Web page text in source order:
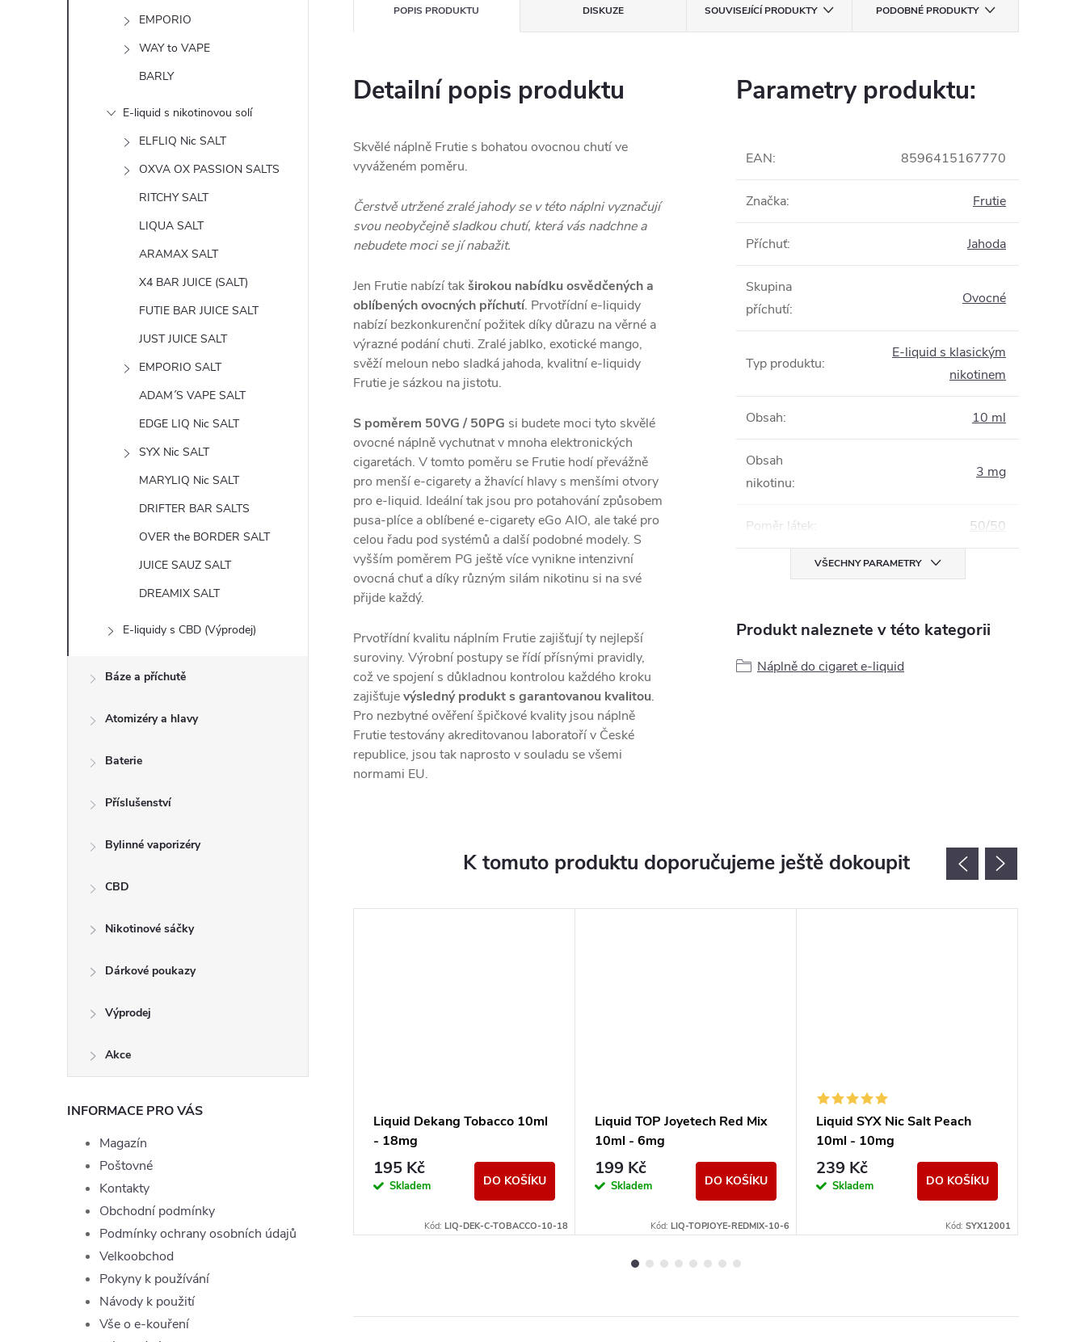
EMPORIO
WAY to VAPE
BARLY
E-liquid s nikotinovou solí
ELFLIQ Nic SALT
OXVA OX PASSION SALTS
RITCHY SALT
LIQUA SALT
ARAMAX SALT
X4 BAR JUICE (SALT)
FUTIE BAR JUICE SALT
JUST JUICE SALT
EMPORIO SALT
ADAM´S VAPE SALT
EDGE LIQ Nic SALT
SYX Nic SALT
MARYLIQ Nic SALT
DRIFTER BAR SALTS
OVER the BORDER SALT
JUICE SAUZ SALT
DREAMIX SALT
E-liquidy s CBD (Výprodej)
Báze a příchutě
Atomizéry a hlavy
Baterie
Příslušenství
Bylinné vaporizéry
CBD
Nikotinové sáčky
Dárkové poukazy
Výprodej
Akce
INFORMACE PRO VÁS
Magazín
Poštovné
Kontakty
Obchodní podmínky
Podmínky ochrany osobních údajů
Velkoobchod
Pokyny k používání
Návody k použití
Vše o e-kouření
POPIS PRODUKTU DISKUZE SOUVISEJÍCÍ PRODUKTY PODOBNÉ PRODUKTY
Detailní popis produktu
Skvělé náplně Frutie s bohatou ovocnou chutí ve
vyváženém poměru.
Čerstvě utržené zralé jahody se v této náplni vyznačují
svou neobyčejně sladkou chutí, která vás nadchne a
nebudete moci se jí nabažit.
Jen Frutie nabízí takširokou nabídku osvědčených a
oblíbených ovocných příchutí. Prvotřídní e-liquidy
nabízí bezkonkurenční požitek díky důrazu na věrné a
výrazné podání chuti. Zralé jablko, exotické mango,
svěží meloun nebo sladká jahoda, kvalitní e-liquidy
Frutie je sázkou na jistotu.
S poměrem 50VG / 50PG si budete moci tyto skvělé
ovocné náplně vychutnat v mnoha elektronických
cigaretách. V tomto poměru se Frutie hodí převážně
pro menší e-cigarety a žhavící hlavy s menšími otvory
pro e-liquid. Ideální tak jsou pro potahování způsobem
pusa-plíce a oblíbené e-cigarety eGo AIO, ale také pro
celou řadu pod systémů a další podobné modely. S
vyšším poměrem PG ještě více vynikne intenzivní
ovocná chuť a díky různým silám nikotinu si na své
přijde každý.
Prvotřídní kvalitu náplním Frutie zajišťují ty nejlepší
suroviny. Výrobní postupy se řídí přísnými pravidly,
což ve spojení s důkladnou kontrolou každého kroku
zajišťujevýsledný produkt s garantovanou kvalitou.
Pro nezbytné ověření špičkové kvality jsou náplně
Frutie testovány akreditovanou laboratoří v České
republice, jsou tak naprosto v souladu se všemi
normami EU.
Parametry produktu:
EAN: 8596415167770
Značka: Frutie
Příchuť: Jahoda
Skupina
příchutí:
Ovocné
Typ produktu:
E-liquid s klasickým
nikotinem
Obsah: 10 ml
Obsah
nikotinu:
3 mg
Poměr látek: 50/50
VŠECHNY PARAMETRY
Produkt naleznete v této kategorii
Náplně do cigaret e-liquid
K tomuto produktu doporučujeme ještě dokoupit
ZOBRAZIT
LIQ-TOPJOYE-CIGAR-10-0
199 Kč
Kód: LIQ-TOPJOYE-RASP-10-0
Liquid Dekang Tobacco 10ml
- 18mg
195 Kč
Skladem DO KOŠÍKU
Kód: LIQ-DEK-C-TOBACCO-10-18
Liquid TOP Joyetech Red Mix
10ml - 6mg
199 Kč
Skladem DO KOŠÍKU
Kód: LIQ-TOPJOYE-REDMIX-10-6
Liquid SYX Nic Salt Peach
10ml - 10mg
239 Kč
Skladem DO KOŠÍKU
Kód: SYX12001